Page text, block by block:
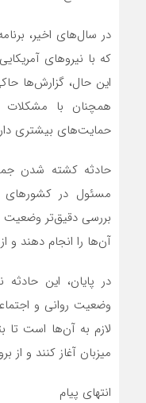
در سال‌های اخیر،
که با نیروهای
این حال، گزارش‌ها
همچنان با مشکلات
حمایت‌های بیشتری
حادثه کشته شدن
مسئول در کشورهای
بررسی دقیق‌تر وضعیت
آن‌ها را انجام دهند و
در پایان، این
وضعیت روانی و
لازم به آن‌ها است تا
میزبان آغاز کنند و
انتهای پیام